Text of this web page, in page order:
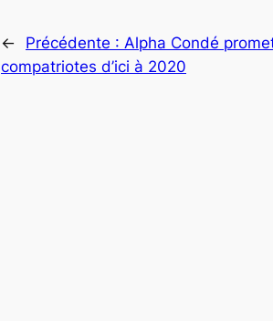
← Précédente : Alpha Condé
compatriotes d’ici à 2020